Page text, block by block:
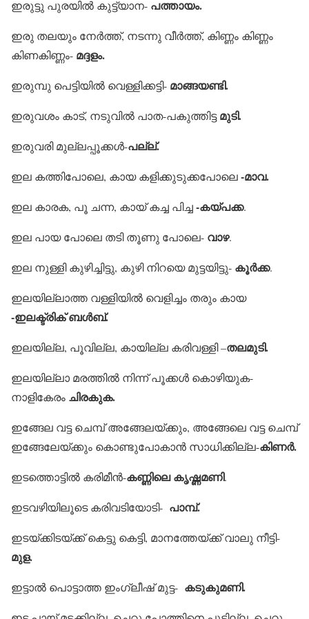
ഇരുട്ടു പുരയില്‍ കുട്ട്യാന- പത്തായം.
ഇരു തലയും നേര്‍ത്ത്, നടന്നു വീര്‍ത്ത്, കിണ്ണം കിണ്ണം
കിണകിണ്ണം- മദ്ദളം.
ഇരുമ്പു പെട്ടിയില്‍ വെള്ളിക്കട്ടി- മാങ്ങയണ്ടി.
ഇരുവശം കാട്, നടുവില്‍ പാത-പകുത്തിട്ടമുടി.
ഇരുവരി മുല്ലപ്പൂക്കള്‍-പല്ല്.
ഇല കത്തിപോലെ, കായ കളിക്കുടുക്കപോലെ-മാവ.
ഇല കാരക, പൂ ചന്ന, കായ് കച്ച പിച്ച-കയ്പക്ക.
ഇല പായ പോലെ തടി തൂണു പോലെ- വാഴ.
ഇല നുള്ളി കുഴിച്ചിട്ടു, കുഴി നിറയെ മുട്ടയിട്ടു- കൂര്‍ക്ക.
ഇലയില്ലാത്ത വള്ളിയില്‍ വെളിച്ചം തരും കായ
-ഇലക്ട്രിക് ബള്‍ബ്.
ഇലയില്ല, പൂവില്ല, കായില്ല കരിവള്ളി –തലമുടി.
ഇലയില്ലാ മരത്തില്‍ നിന്ന് പൂക്കള്‍ കൊഴിയുക-
നാളികേരം ചിരകുക.
ഇങ്ങേല വട്ട ചെമ്പ് അങ്ങേലയ്ക്കും, അങ്ങേലെ വട്ട ചെമ്പ്
ഇങ്ങേലേയ്ക്കും കൊണ്ടുപോകാന്‍ സാധിക്കില്ല-കിണര്‍.
ഇടത്തൊട്ടില്‍ കരിമീന്‍-കണ്ണിലെ കൃഷ്ണമണി.
ഇടവഴിയിലൂടെ കരിവടിയോടി- പാമ്പ്.
ഇടയ്ക്കിടയ്ക്ക് കെട്ടു കെട്ടി, മാനത്തേയ്ക്ക് വാലു നീട്ടി-
മുള.
ഇട്ടാല്‍ പൊട്ടാത്ത ഇംഗ്ലീഷ് മുട്ട- കടുകുമണി.